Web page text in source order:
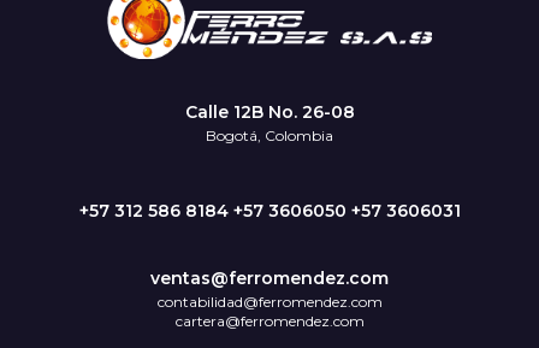
Calle 12B No. 26-08
Bogotá, Colombia
+57 312 586 8184 +57 3606050 +57 3606031
ventas@ferromendez.com
contabilidad@ferromendez.com
cartera@ferromendez.com